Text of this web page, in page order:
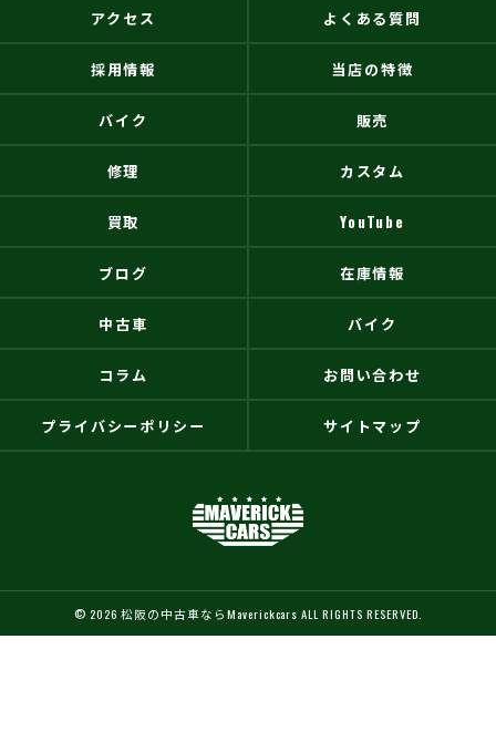
アクセス よくある質問
採用情報 当店の特徴
バイク 販売
修理 カスタム
買取 YouTube
ブログ 在庫情報
中古車 バイク
コラム お問い合わせ
プライバシーポリシー サイトマップ
© 2026 松阪の中古車ならMaverickcars ALL RIGHTS RESERVED.